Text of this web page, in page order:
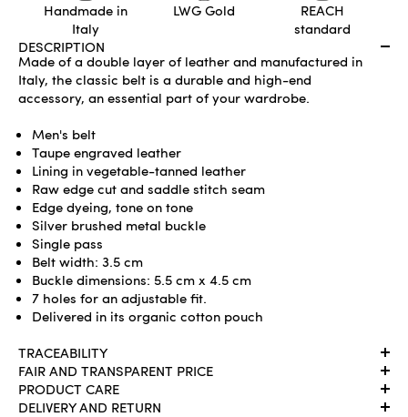
Handmade in
Italy
LWG Gold
REACH
standard
DESCRIPTION
Made of a double layer of leather and manufactured in
Italy, the classic belt is a durable and high-end
accessory, an essential part of your wardrobe.
Men's belt
Taupe engraved leather
Lining in vegetable-tanned leather
Raw edge cut and saddle stitch seam
Edge dyeing, tone on tone
Silver brushed metal buckle
Single pass
Belt width: 3.5 cm
Buckle dimensions: 5.5 cm x 4.5 cm
7 holes for an adjustable fit.
Delivered in its organic cotton pouch
TRACEABILITY
FAIR AND TRANSPARENT PRICE
PRODUCT CARE
DELIVERY AND RETURN